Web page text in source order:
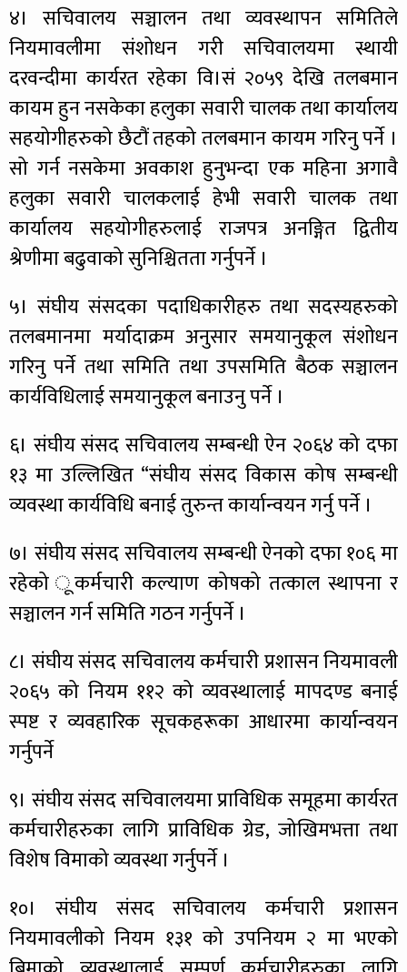
४। सचिवालय सञ्चालन तथा व्यवस्थापन समितिले
नियमावलीमा संशोधन गरी सचिवालयमा स्थायी
दरवन्दीमा कार्यरत रहेका वि।सं २०५९ देखि तलबमान
कायम हुन नसकेका हलुका सवारी चालक तथा कार्यालय
सहयोगीहरुको छैटौं तहको तलबमान कायम गरिनु पर्ने ।
सो गर्न नसकेमा अवकाश हुनुभन्दा एक महिना अगावै
हलुका सवारी चालकलाई हेभी सवारी चालक तथा
कार्यालय सहयोगीहरुलाई राजपत्र अनङ्गित द्वितीय
श्रेणीमा बढुवाको सुनिश्चितता गर्नुपर्ने ।
५। संघीय संसदका पदाधिकारीहरु तथा सदस्यहरुको
तलबमानमा मर्यादाक्रम अनुसार समयानुकूल संशोधन
गरिनु पर्ने तथा समिति तथा उपसमिति बैठक सञ्चालन
कार्यविधिलाई समयानुकूल बनाउनु पर्ने ।
६। संघीय संसद सचिवालय सम्बन्धी ऐन २०६४ को दफा
१३ मा उल्लिखित “संघीय संसद विकास कोष सम्बन्धी
व्यवस्था कार्यविधि बनाई तुरुन्त कार्यान्वयन गर्नु पर्ने ।
७। संघीय संसद सचिवालय सम्बन्धी ऐनको दफा १०६ मा
रहेको ूकर्मचारी कल्याण कोषको तत्काल स्थापना र
सञ्चालन गर्न समिति गठन गर्नुपर्ने ।
८। संघीय संसद सचिवालय कर्मचारी प्रशासन नियमावली
२०६५ को नियम ११२ को व्यवस्थालाई मापदण्ड बनाई
स्पष्ट र व्यवहारिक सूचकहरूका आधारमा कार्यान्वयन
गर्नुपर्ने
९। संघीय संसद सचिवालयमा प्राविधिक समूहमा कार्यरत
कर्मचारीहरुका लागि प्राविधिक ग्रेड, जोखिमभत्ता तथा
विशेष विमाको व्यवस्था गर्नुपर्ने ।
१०। संघीय संसद सचिवालय कर्मचारी प्रशासन
नियमावलीको नियम १३१ को उपनियम २ मा भएको